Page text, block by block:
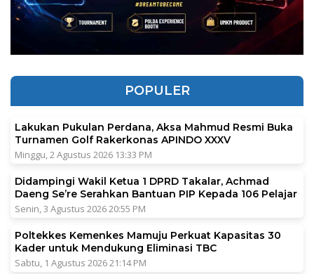
POPULER
Lakukan Pukulan Perdana, Aksa Mahmud Resmi Buka
Turnamen Golf Rakerkonas APINDO XXXV
Minggu, 2 Agustus 2026 13:33 PM
Didampingi Wakil Ketua 1 DPRD Takalar, Achmad
Daeng Se’re Serahkan Bantuan PIP Kepada 106 Pelajar
Senin, 3 Agustus 2026 20:55 PM
Poltekkes Kemenkes Mamuju Perkuat Kapasitas 30
Kader untuk Mendukung Eliminasi TBC
Sabtu, 1 Agustus 2026 21:14 PM